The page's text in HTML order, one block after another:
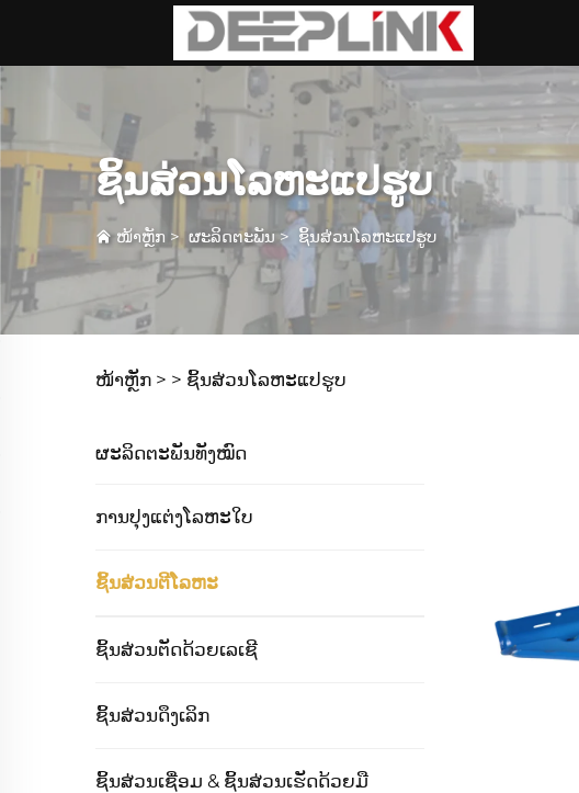
ຊິ້ນສ່ວນໂລຫະແປຮູບ
ໜ້າຫຼັກ > ຜະລິດຕະພັນ> ຊິ້ນສ່ວນໂລຫະແປຮູບ
ໜ້າຫຼັກ > > ຊິ້ນສ່ວນໂລຫະແປຮູບ
ຜະລິດຕະພັນທັງໝົດ
ການປຸງແຕ່ງໂລຫະໃບ
ຊິ້ນສ່ວນຕີໂລຫະ
ຊິ້ນສ່ວນຕັດດ້ວຍເລເຊີ
ຊິ້ນສ່ວນດຶງເລິກ
ຊິ້ນສ່ວນເຊື່ອມ & ຊິ້ນສ່ວນເຮັດດ້ວຍມື